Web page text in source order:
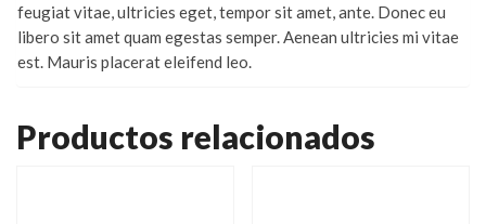
feugiat vitae, ultricies eget, tempor sit amet, ante. Donec eu
libero sit amet quam egestas semper. Aenean ultricies mi vitae
est. Mauris placerat eleifend leo.
Productos relacionados